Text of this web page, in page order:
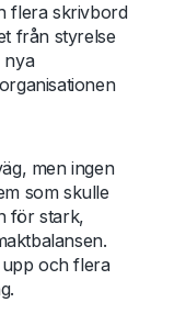
flera skrivbord
från styrelse
nya
men ingen
som skulle
för stark,
och flera